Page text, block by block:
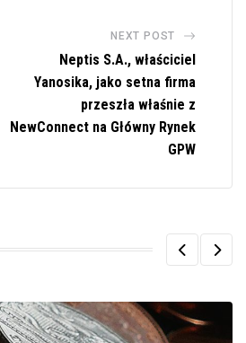
NEXT POST
Neptis S.A., właściciel
Yanosika, jako setna firma
przeszła właśnie z
NewConnect na Główny Rynek
GPW